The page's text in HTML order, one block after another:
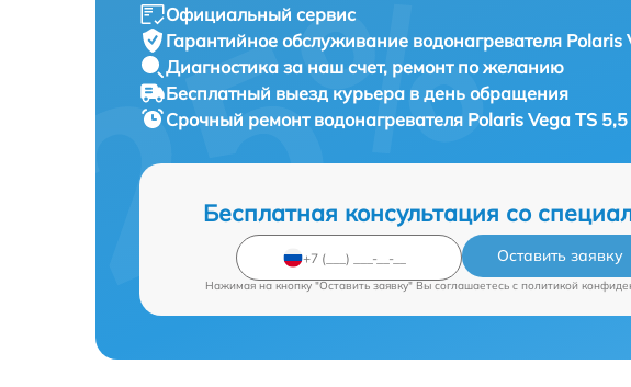
Официальный сервис
Гарантийное обслуживание водонагревателя Polaris
Диагностика за наш счет, ремонт по желанию
Бесплатный выезд курьера в день обращения
Срочный ремонт водонагревателя Polaris Vega TS
Бесплатная консультация со
Оставить заявку
Нажимая на кнопку "Оставить заявку" Вы соглашаетесь c политикой